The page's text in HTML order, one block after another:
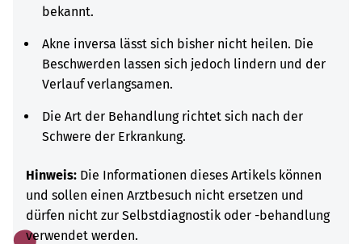
bekannt.
Akne inversa lässt sich bisher nicht heilen. Die
Beschwerden lassen sich jedoch lindern und der
Verlauf verlangsamen.
Die Art der Behandlung richtet sich nach der
Schwere der Erkrankung.
Hinweis: Die Informationen dieses Artikels können
und sollen einen Arztbesuch nicht ersetzen und
dürfen nicht zur Selbstdiagnostik oder -behandlung
verwendet werden.